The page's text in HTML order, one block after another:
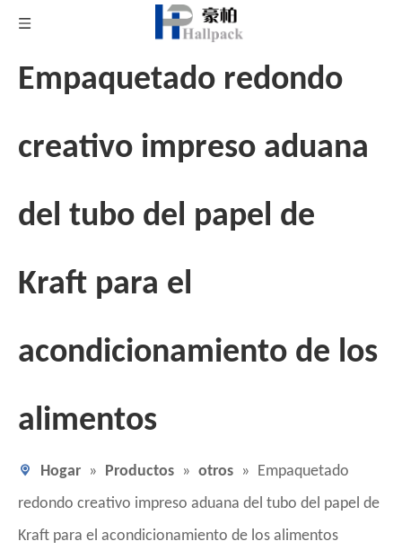
Empaquetado redondo
creativo impreso aduana
del tubo del papel de
Kraft para el
acondicionamiento de los
alimentos
Hogar » Productos » otros » Empaquetado
redondo creativo impreso aduana del tubo del papel de
Kraft para el acondicionamiento de los alimentos